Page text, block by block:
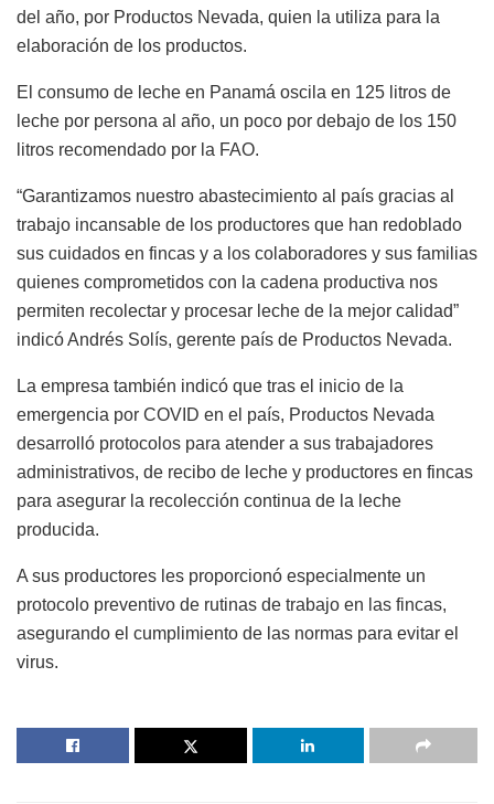
del año, por Productos Nevada, quien la utiliza para la
elaboración de los productos.
El consumo de leche en Panamá oscila en 125 litros de
leche por persona al año, un poco por debajo de los 150
litros recomendado por la FAO.
“Garantizamos nuestro abastecimiento al país gracias al
trabajo incansable de los productores que han redoblado
sus cuidados en fincas y a los colaboradores y sus familias
quienes comprometidos con la cadena productiva nos
permiten recolectar y procesar leche de la mejor calidad”
indicó Andrés Solís, gerente país de Productos Nevada.
La empresa también indicó que tras el inicio de la
emergencia por COVID en el país, Productos Nevada
desarrolló protocolos para atender a sus trabajadores
administrativos, de recibo de leche y productores en fincas
para asegurar la recolección continua de la leche
producida.
A sus productores les proporcionó especialmente un
protocolo preventivo de rutinas de trabajo en las fincas,
asegurando el cumplimiento de las normas para evitar el
virus.